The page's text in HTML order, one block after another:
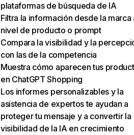
plataformas de búsqueda de IA
Filtra la información desde la marca
nivel de producto o prompt
Compara la visibilidad y la
con las de la competencia
Muestra cómo aparecen tus
en ChatGPT Shopping
Los informes personalizables y la
asistencia de expertos te ayudan a
proteger tu mensaje y a convertir la
visibilidad de la IA en crecimiento